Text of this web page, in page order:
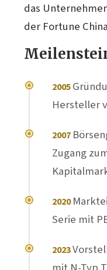
das
der Fortune
2005
Hersteller
2007
Zugang
2020
Serie mit
2023